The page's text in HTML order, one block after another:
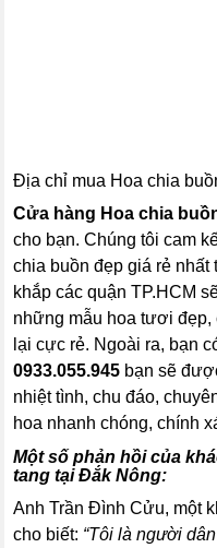
Địa chỉ mua Hoa chia
Cửa hàng Hoa chia
cho bạn. Chúng tôi cam
chia buồn đẹp giá rẻ
khắp các quận TP.HCM
những mẫu hoa tươi
lại cực rẻ. Ngoài ra, bạn
0933.055.945 bạn sẽ
nhiệt tình, chu đáo,
hoa nhanh chóng, chính
Một số phản hồi của
tang tại Đắk Nông:
Anh Trần Đình Cửu, một
cho biết: “Tôi là người